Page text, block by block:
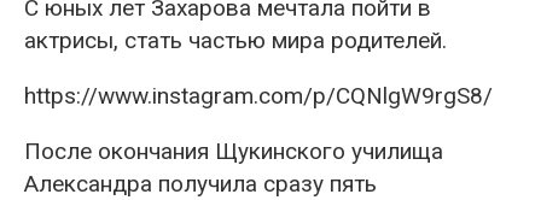
С юных лет Захарова мечтала пойти в
актрисы, стать частью мира родителей.
https://www.instagram.com/p/CQNlgW9rgS8/
После окончания Щукинского училища
Александра получила сразу пять